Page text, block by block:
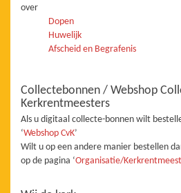
over
Dopen
Huwelijk
Afscheid en Begrafenis
Collectebonnen / Webshop
Kerkrentmeesters
Als u digitaal collecte-bonnen wilt
‘Webshop CvK’
Wilt u op een andere manier bestellen
op de pagina ‘Organisatie/